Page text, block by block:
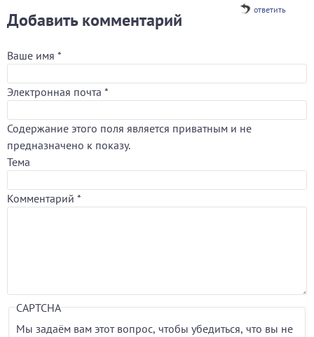
ответить
Добавить комментарий
Ваше имя *
Электронная почта *
Содержание этого поля является приватным и не
предназначено к показу.
Тема
Комментарий *
CAPTCHA
Мы задаём вам этот вопрос, чтобы убедиться, что вы не